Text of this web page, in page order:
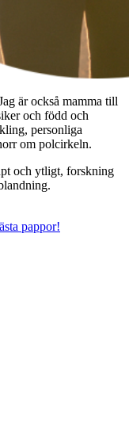
är också mamma till
och född och
personliga
om polcirkeln.
och ytligt, forskning
pappor!